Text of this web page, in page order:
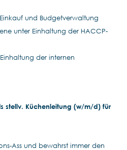
und Budgetverwaltung
unter Einhaltung der HACCP-
der internen
stellv. Küchenleitung (w/m/d) für
Ass und bewahrst immer den